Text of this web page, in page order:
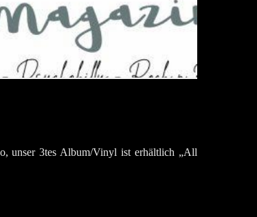
unser 3tes Album/Vinyl ist erhältlich „All